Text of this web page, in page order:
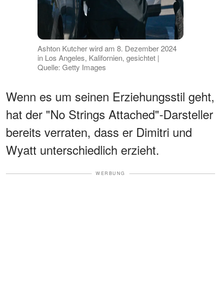
Ashton Kutcher wird am 8. Dezember 2024
in Los Angeles, Kalifornien, gesichtet |
Quelle: Getty Images
Wenn es um seinen Erziehungsstil geht,
hat der "No Strings Attached"-Darsteller
bereits verraten, dass er Dimitri und
Wyatt unterschiedlich erzieht.
WERBUNG